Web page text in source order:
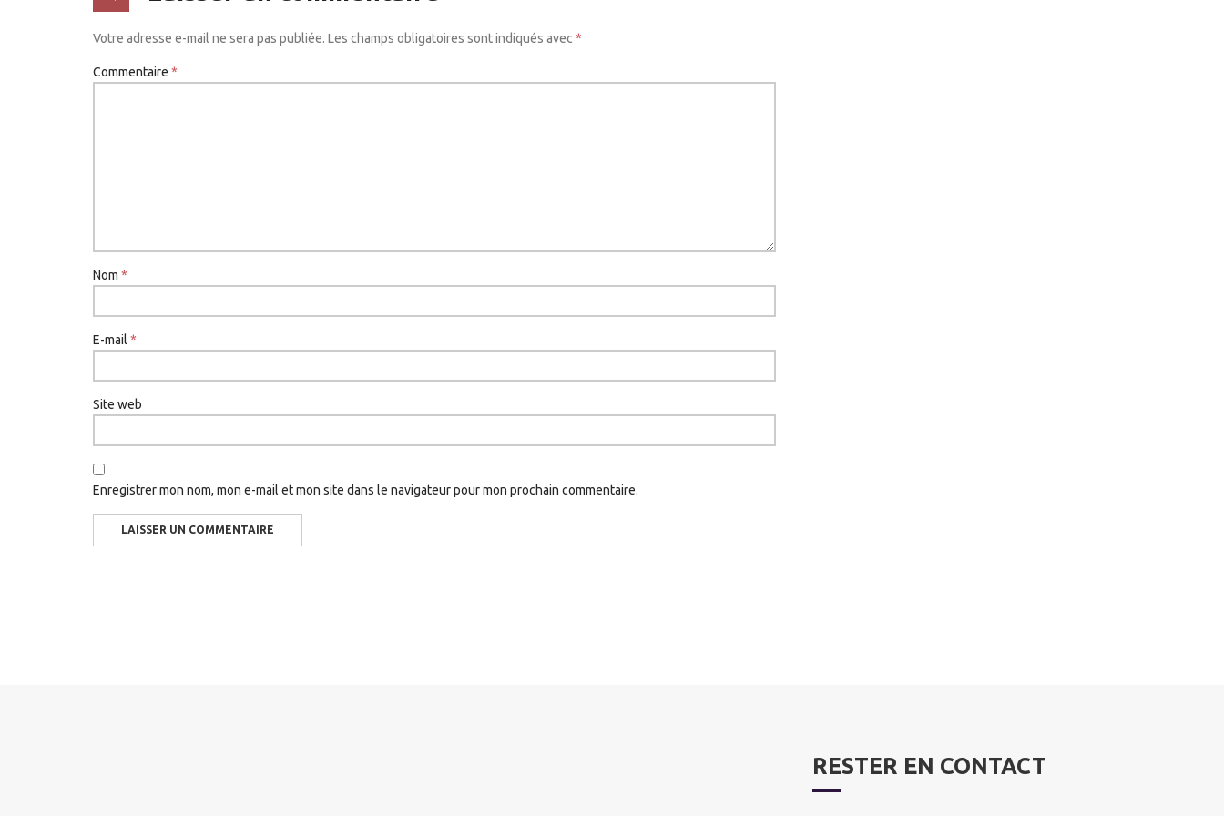
Votre adresse e-mail ne sera pas publiée. Les champs obligatoires sont indiqués avec *
Commentaire *
Nom *
E-mail *
Site web
Enregistrer mon nom, mon e-mail et mon site dans le navigateur pour mon prochain commentaire.
RESTER EN CONTACT